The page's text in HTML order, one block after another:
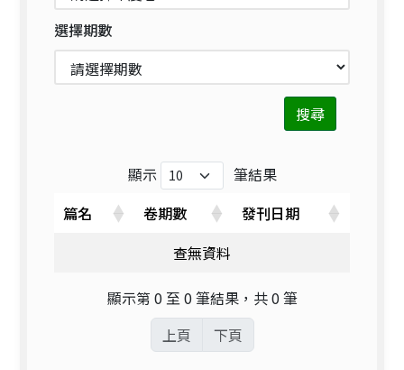
選擇期數
搜尋
顯示
筆結果
篇名
卷期數
發刊日期
查無資料
顯示第 0 至 0 筆結果，共 0 筆
上頁
下頁